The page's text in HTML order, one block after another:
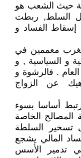
حيث الشعب هو
السلط, ربطت
إسقاط الفساد و
معممين في
و السياسية , و
. فالرشوة و
عن الزواج
أساسا بسوء
المصالح الخاصة
تسخير السلطة
المالي يشجع
تدمير الأسس